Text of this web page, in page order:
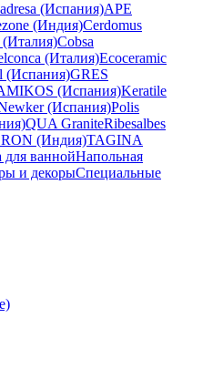
(Испания)APE
(Индия)Cerdomus
Cobsa
(Италия)Ecoceramic
(Испания)GRES
(Испания)Keratile
(Испания)Polis
QUA GraniteRibesalbes
(Индия)TAGINA
для ваннойНапольная
и декорыСпециальные